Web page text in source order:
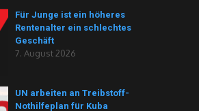
Für Junge ist ein höheres
Rentenalter ein schlechtes
Geschäft
7. August 2026
UN arbeiten an Treibstoff-
Nothilfeplan für Kuba